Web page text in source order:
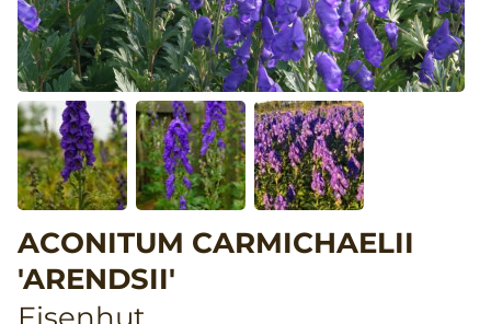
ACONITUM CARMICHAELII
'ARENDSII'